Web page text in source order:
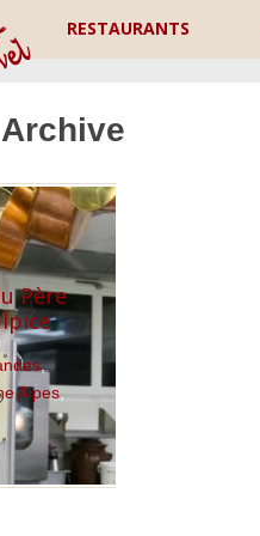
RESTAURANTS
Père
,
Alpes,